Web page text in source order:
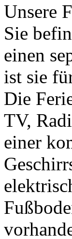
Unsere
Sie
einen
ist sie
Die
TV,
einer